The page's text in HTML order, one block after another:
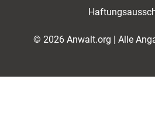
© 2026 Anwalt.org | Alle